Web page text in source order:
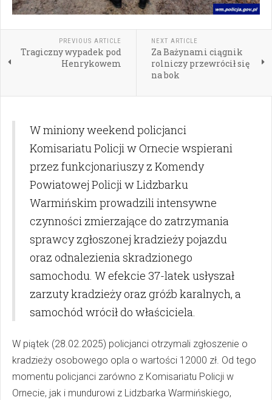
PREVIOUS ARTICLE
Tragiczny wypadek pod
Henrykowem
NEXT ARTICLE
Za Bażynami ciągnik
rolniczy przewrócił się
na bok
W miniony weekend policjanci
Komisariatu Policji w Ornecie wspierani
przez funkcjonariuszy z Komendy
Powiatowej Policji w Lidzbarku
Warmińskim prowadzili intensywne
czynności zmierzające do zatrzymania
sprawcy zgłoszonej kradzieży pojazdu
oraz odnalezienia skradzionego
samochodu. W efekcie 37-latek usłyszał
zarzuty kradzieży oraz gróźb karalnych, a
samochód wrócił do właściciela.
W piątek (28.02.2025) policjanci otrzymali zgłoszenie o
kradzieży osobowego opla o wartości 12000 zł. Od tego
momentu policjanci zarówno z Komisariatu Policji w
Ornecie, jak i mundurowi z Lidzbarka Warmińskiego,